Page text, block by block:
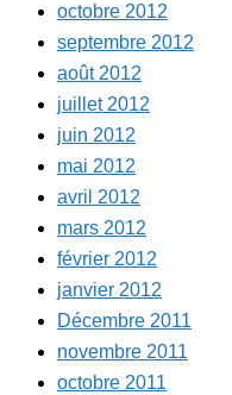
octobre 2012
septembre 2012
août 2012
juillet 2012
juin 2012
mai 2012
avril 2012
mars 2012
février 2012
janvier 2012
Décembre 2011
novembre 2011
octobre 2011